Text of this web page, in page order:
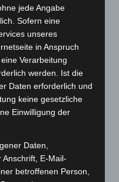
jede Angabe
Sofern eine
unseres
in Anspruch
Verarbeitung
werden. Ist die
Daten erforderlich und
keine gesetzliche
Einwilligung der
Daten,
E-Mail-
betroffenen Person,